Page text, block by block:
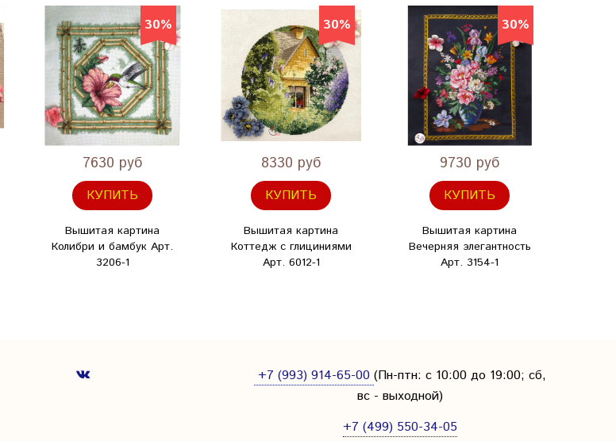
30%
7630 руб
КУПИТЬ
Вышитая картина
Колибри и бамбук Арт.
3206-1
30%
8330 руб
КУПИТЬ
Вышитая картина
Коттедж с глициниями
Арт. 6012-1
30%
9730 руб
КУПИТЬ
Вышитая картина
Вечерняя элегантность
Арт. 3154-1
+7 (993) 914-65-00 (Пн-птн: с 10:00 до 19:00; сб,
вс - выходной)
+7 (499) 550-34-05